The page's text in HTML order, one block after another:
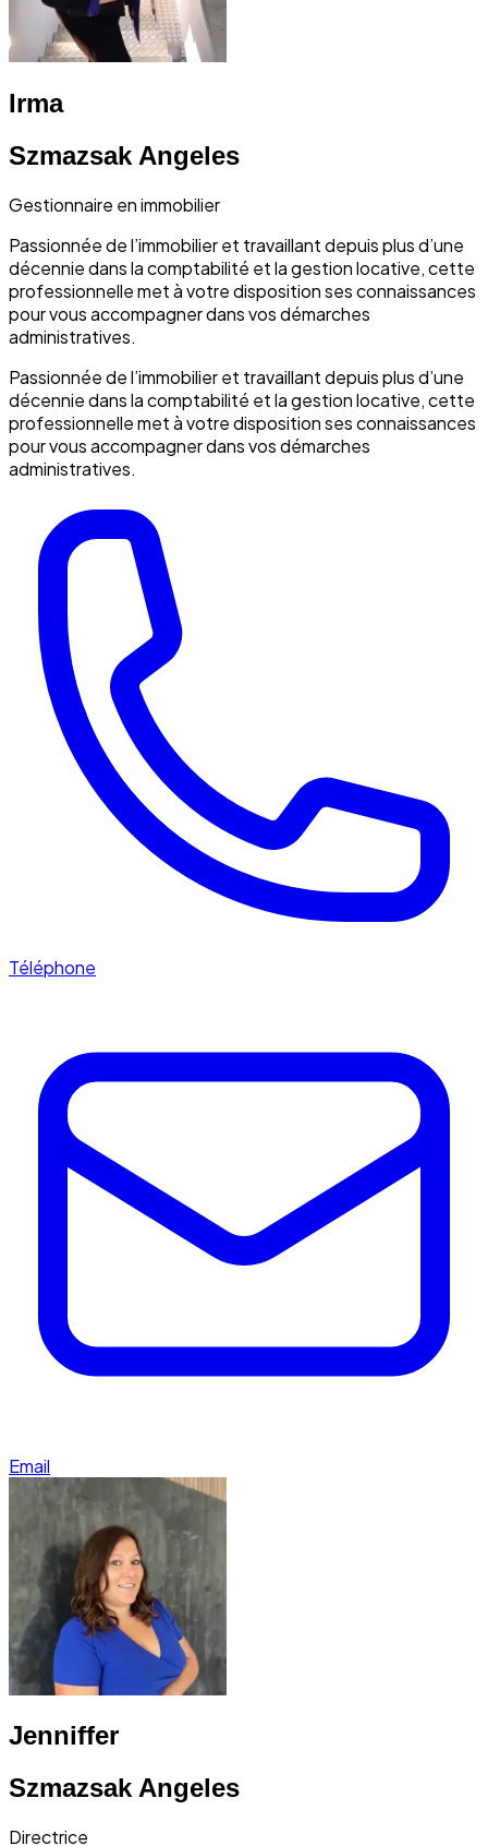
Irma
Szmazsak Angeles
Gestionnaire en immobilier
Passionnée de l’immobilier et travaillant depuis plus d’une
décennie dans la comptabilité et la gestion locative, cette
professionnelle met à votre disposition ses connaissances
pour vous accompagner dans vos démarches
administratives.
Passionnée de l’immobilier et travaillant depuis plus d’une
décennie dans la comptabilité et la gestion locative, cette
professionnelle met à votre disposition ses connaissances
pour vous accompagner dans vos démarches
administratives.
Téléphone
Email
Jenniffer
Szmazsak Angeles
Directrice